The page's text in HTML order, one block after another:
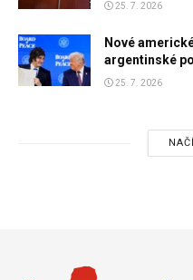
25. 7. 2026
Nové
argentinské
25. 7. 2026